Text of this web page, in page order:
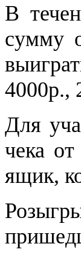
В
сумму
4000р.,
Для
чека
ящик,